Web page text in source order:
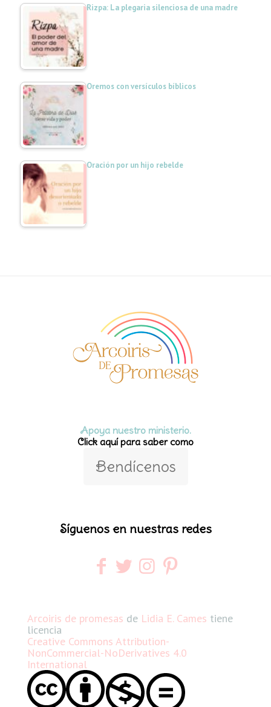
Rizpa: La plegaria silenciosa de una madre
Oremos con versículos bíblicos
Oración por un hijo rebelde
Apoya nuestro ministerio.
Click aquí para saber como
Bendícenos
Síguenos en nuestras redes
Arcoiris de promesas de Lidia E. Cames tiene
licencia
Creative Commons Attribution-
NonCommercial-NoDerivatives 4.0
International